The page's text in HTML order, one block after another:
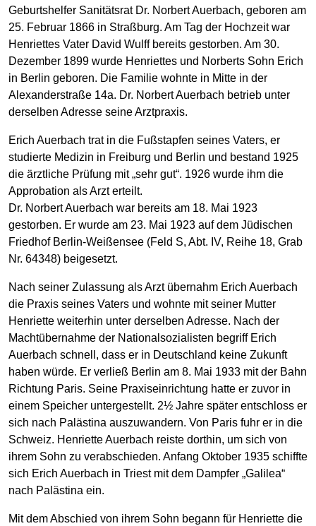
Geburtshelfer Sanitätsrat Dr. Norbert Auerbach, geboren am
25. Februar 1866 in Straßburg. Am Tag der Hochzeit war
Henriettes Vater David Wulff bereits gestorben. Am 30.
Dezember 1899 wurde Henriettes und Norberts Sohn Erich
in Berlin geboren. Die Familie wohnte in Mitte in der
Alexanderstraße 14a. Dr. Norbert Auerbach betrieb unter
derselben Adresse seine Arztpraxis.
Erich Auerbach trat in die Fußstapfen seines Vaters, er
studierte Medizin in Freiburg und Berlin und bestand 1925
die ärztliche Prüfung mit „sehr gut“. 1926 wurde ihm die
Approbation als Arzt erteilt.
Dr. Norbert Auerbach war bereits am 18. Mai 1923
gestorben. Er wurde am 23. Mai 1923 auf dem Jüdischen
Friedhof Berlin-Weißensee (Feld S, Abt. IV, Reihe 18, Grab
Nr. 64348) beigesetzt.
Nach seiner Zulassung als Arzt übernahm Erich Auerbach
die Praxis seines Vaters und wohnte mit seiner Mutter
Henriette weiterhin unter derselben Adresse. Nach der
Machtübernahme der Nationalsozialisten begriff Erich
Auerbach schnell, dass er in Deutschland keine Zukunft
haben würde. Er verließ Berlin am 8. Mai 1933 mit der Bahn
Richtung Paris. Seine Praxiseinrichtung hatte er zuvor in
einem Speicher untergestellt. 2½ Jahre später entschloss er
sich nach Palästina auszuwandern. Von Paris fuhr er in die
Schweiz. Henriette Auerbach reiste dorthin, um sich von
ihrem Sohn zu verabschieden. Anfang Oktober 1935 schiffte
sich Erich Auerbach in Triest mit dem Dampfer „Galilea“
nach Palästina ein.
Mit dem Abschied von ihrem Sohn begann für Henriette die